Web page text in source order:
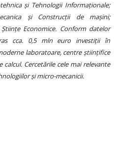
și Tehnologii Informaționale;
și Construcții de mașini;
Economice. Conform datelor
cca. 0,5 mln euro investiții în
laboratoare, centre științifice
Cercetările cele mai relevante
și micro-mecanicii.